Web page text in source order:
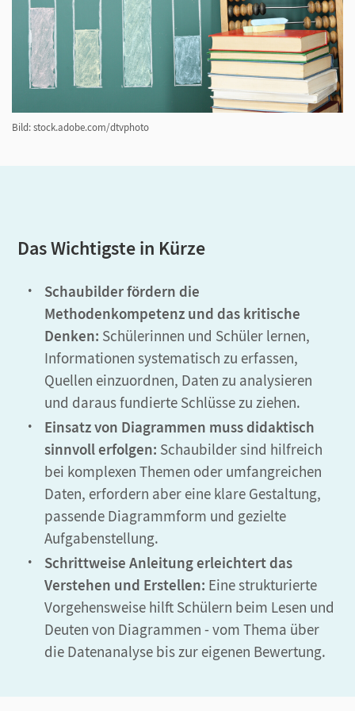
Bild: stock.adobe.com/dtvphoto
Das Wichtigste in Kürze
Schaubilder fördern die
Methodenkompetenz und das kritische
Denken: Schülerinnen und Schüler lernen,
Informationen systematisch zu erfassen,
Quellen einzuordnen, Daten zu analysieren
und daraus fundierte Schlüsse zu ziehen.
Einsatz von Diagrammen muss didaktisch
sinnvoll erfolgen: Schaubilder sind hilfreich
bei komplexen Themen oder umfangreichen
Daten, erfordern aber eine klare Gestaltung,
passende Diagrammform und gezielte
Aufgabenstellung.
Schrittweise Anleitung erleichtert das
Verstehen und Erstellen: Eine strukturierte
Vorgehensweise hilft Schülern beim Lesen und
Deuten von Diagrammen - vom Thema über
die Datenanalyse bis zur eigenen Bewertung.